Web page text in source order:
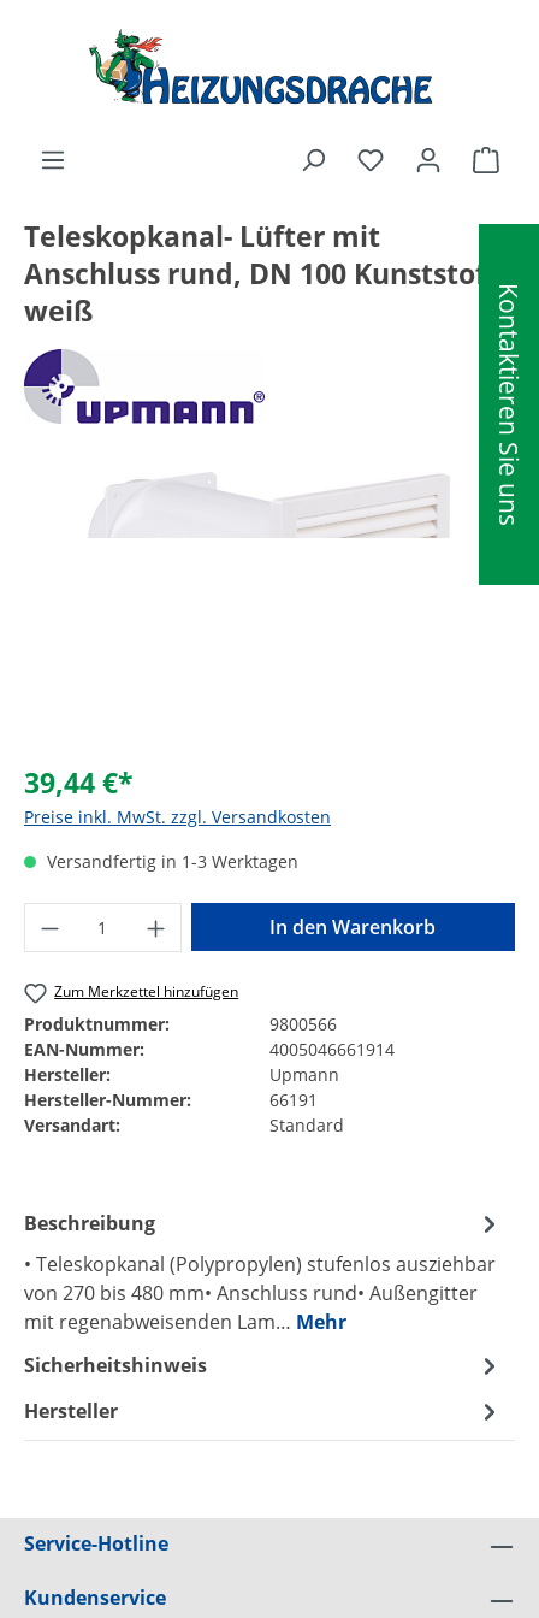
Kontaktieren Sie uns
Teleskopkanal- Lüfter mit
Anschluss rund, DN 100 Kunststoff
weiß
Bildergalerie überspringen
39,44 €*
Preise inkl. MwSt. zzgl. Versandkosten
Versandfertig in 1-3 Werktagen
Produkt Anzahl: Gib den gewünschten
In den Warenkorb
Zum Merkzettel hinzufügen
Produktnummer:
9800566
EAN-Nummer:
4005046661914
Hersteller:
Upmann
Hersteller-Nummer:
66191
Versandart:
Standard
Beschreibung
• Teleskopkanal (Polypropylen) stufenlos ausziehbar
von 270 bis 480 mm• Anschluss rund• Außengitter
mit regenabweisenden Lam… Mehr
Sicherheitshinweis
Hersteller
Service-Hotline
Kundenservice